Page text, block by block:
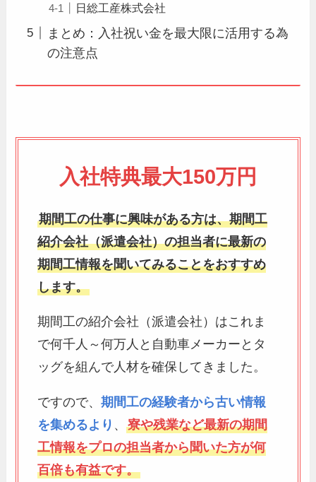
日総工産株式会社
まとめ：入社祝い金を最大限に活用する為
の注意点
入社特典最大150万円
期間工の仕事に興味がある方は、期間工
紹介会社（派遣会社）の担当者に最新の
期間工情報を聞いてみることをおすすめ
します。
期間工の紹介会社（派遣会社）はこれま
で何千人～何万人と自動車メーカーとタ
ッグを組んで人材を確保してきました。
ですので、期間工の経験者から古い情報
を集めるより 、寮や残業など最新の期間
工情報をプロの担当者から聞いた方が何
百倍も有益です。